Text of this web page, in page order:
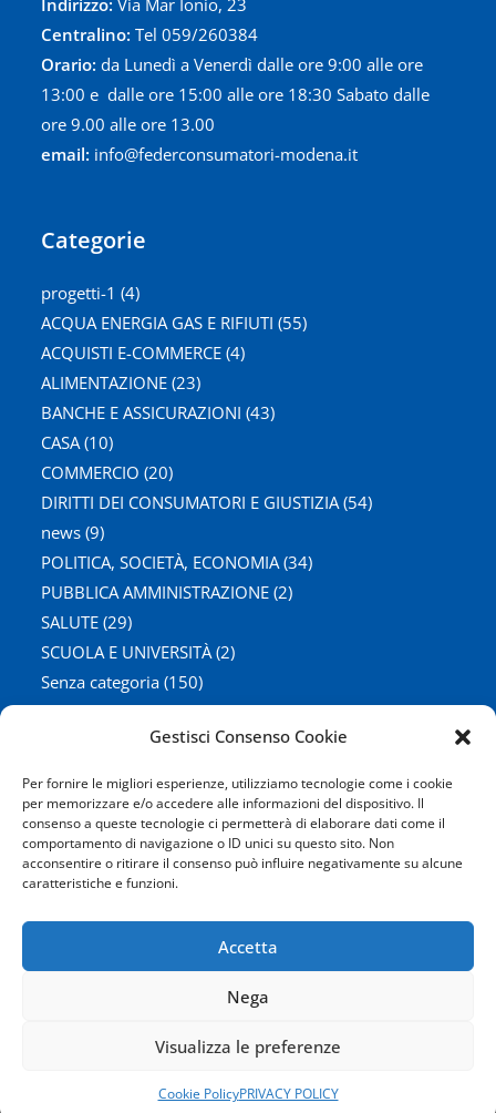
Gestisci Consenso Cookie
Per fornire le migliori esperienze, utilizziamo tecnologie come i cookie
per memorizzare e/o accedere alle informazioni del dispositivo. Il
consenso a queste tecnologie ci permetterà di elaborare dati come il
comportamento di navigazione o ID unici su questo sito. Non
acconsentire o ritirare il consenso può influire negativamente su alcune
caratteristiche e funzioni.
Accetta
Nega
Visualizza le preferenze
Cookie PolicyPRIVACY POLICY
Centralino: Tel059/260384
Orario: da Lunedì a Venerdì dalle ore 9:00 alle ore
13:00 e dalle ore 15:00 alle ore 18:30 Sabato dalle
ore 9.00 alle ore 13.00
email: info@federconsumatori-modena.it
Categorie
progetti-1 (4)
ACQUA ENERGIA GAS E RIFIUTI (55)
ACQUISTI E-COMMERCE (4)
ALIMENTAZIONE (23)
BANCHE E ASSICURAZIONI (43)
CASA (10)
COMMERCIO (20)
DIRITTI DEI CONSUMATORI E GIUSTIZIA (54)
news (9)
POLITICA, SOCIETÀ, ECONOMIA (34)
PUBBLICA AMMINISTRAZIONE (2)
SALUTE (29)
SCUOLA E UNIVERSITÀ (2)
Senza categoria (150)
TELECOMUNICAZIONI (29)
TRASPORTI E TURISMO (162)
Iscriviti Alla Nostra Newsletter
Ho letto e accetto le condizioni della privacy
Cookie Policy- Privacy Policy
Copyright 2026 - Federconsumatori Modena